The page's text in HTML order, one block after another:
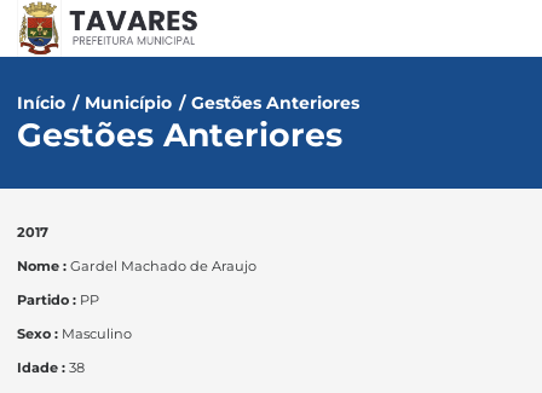
Início / Município / Gestões Anteriores
Gestões Anteriores
2017
Nome :Gardel Machado de Araujo
Partido : PP
Sexo : Masculino
Idade :38